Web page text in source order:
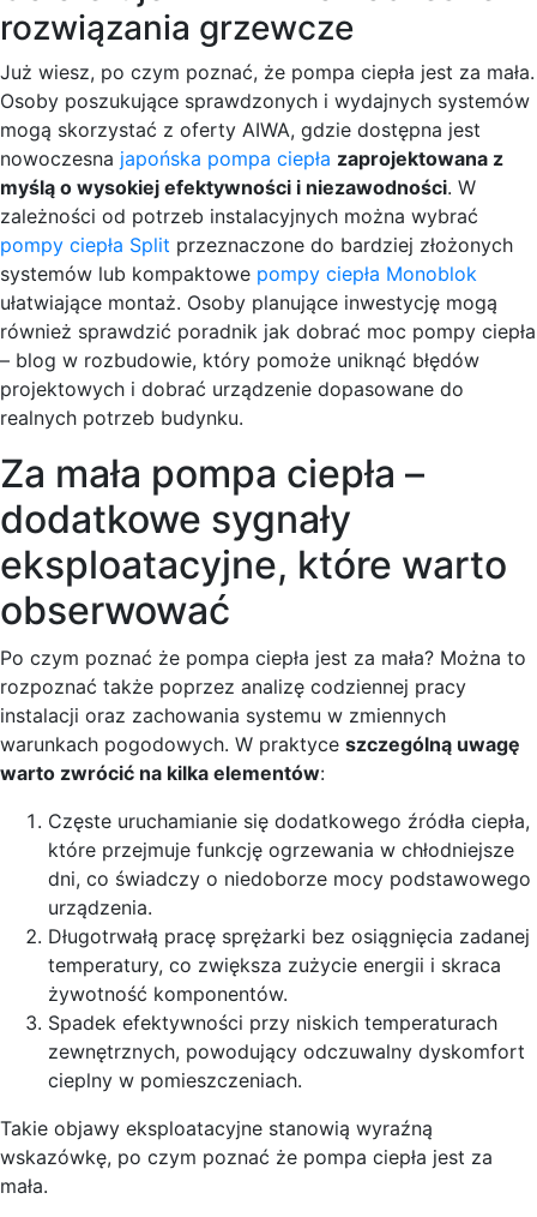
rozwiązania grzewcze
Już wiesz, po czym poznać, że pompa ciepła jest za mała.
Osoby poszukujące sprawdzonych i wydajnych systemów
mogą skorzystać z oferty AIWA, gdzie dostępna jest
nowoczesna japońska pompa ciepła zaprojektowana z
myślą o wysokiej efektywności i niezawodności. W
zależności od potrzeb instalacyjnych można wybrać
pompy ciepła Split przeznaczone do bardziej złożonych
systemów lub kompaktowe pompy ciepła Monoblok
ułatwiające montaż. Osoby planujące inwestycję mogą
również sprawdzić poradnik jak dobrać moc pompy ciepła
– blog w rozbudowie, który pomoże uniknąć błędów
projektowych i dobrać urządzenie dopasowane do
realnych potrzeb budynku.
Za mała pompa ciepła –
dodatkowe sygnały
eksploatacyjne, które warto
obserwować
Po czym poznać że pompa ciepła jest za mała? Można to
rozpoznać także poprzez analizę codziennej pracy
instalacji oraz zachowania systemu w zmiennych
warunkach pogodowych. W praktyce szczególną uwagę
warto zwrócić na kilka elementów:
Częste uruchamianie się dodatkowego źródła ciepła,
które przejmuje funkcję ogrzewania w chłodniejsze
dni, co świadczy o niedoborze mocy podstawowego
urządzenia.
Długotrwałą pracę sprężarki bez osiągnięcia zadanej
temperatury, co zwiększa zużycie energii i skraca
żywotność komponentów.
Spadek efektywności przy niskich temperaturach
zewnętrznych, powodujący odczuwalny dyskomfort
cieplny w pomieszczeniach.
Takie objawy eksploatacyjne stanowią wyraźną
wskazówkę, po czym poznać że pompa ciepła jest za
mała.